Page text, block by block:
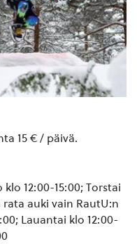
15 € / päivä.
klo 12:00-15:00; Torstai
rata auki vain RautU:n
Lauantai klo 12:00-